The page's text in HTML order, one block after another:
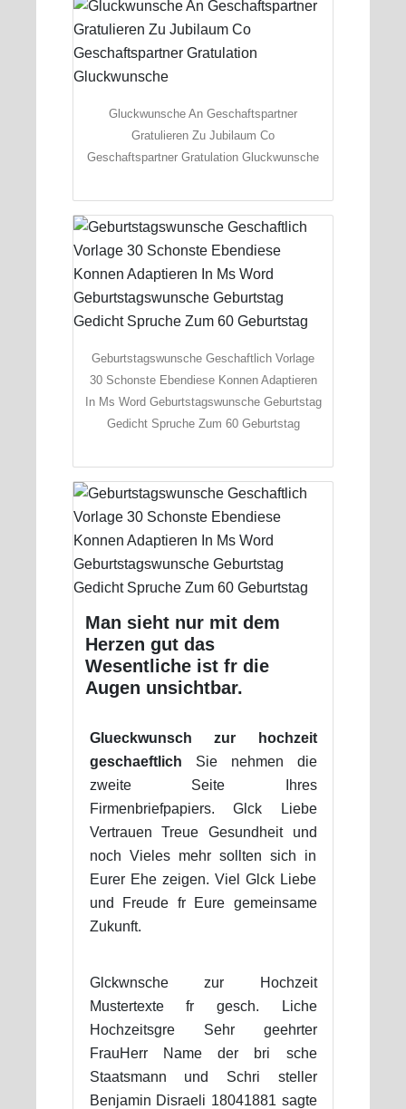
Gluckwunsche An Geschaftspartner
Gratulieren Zu Jubilaum Co
Geschaftspartner Gratulation Gluckwunsche
Geburtstagswunsche Geschaftlich Vorlage
30 Schonste Ebendiese Konnen Adaptieren
In Ms Word Geburtstagswunsche Geburtstag
Gedicht Spruche Zum 60 Geburtstag
Man sieht nur mit dem
Herzen gut das
Wesentliche ist fr die
Augen unsichtbar.
Glueckwunsch zur hochzeit
geschaeftlich Sie nehmen die
zweite Seite Ihres
Firmenbriefpapiers. Glck Liebe
Vertrauen Treue Gesundheit und
noch Vieles mehr sollten sich in
Eurer Ehe zeigen. Viel Glck Liebe
und Freude fr Eure gemeinsame
Zukunft.
Glckwnsche zur Hochzeit
Mustertexte fr gesch. Liche
Hochzeitsgre Sehr geehrter
FrauHerr Name der bri sche
Staatsmann und Schri steller
Benjamin Disraeli 18041881 sagte